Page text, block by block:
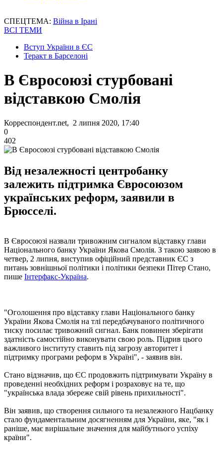
СПЕЦТЕМА: Війна в Ірані
ВСІ ТЕМИ
Вступ України в ЄС
Теракт в Барселоні
В Євросоюзі стурбовані
відставкою Смолія
Корреспондент.net, 2 липня 2020, 17:40
0
402
Від незалежності центробанку
залежить підтримка Євросоюзом
українських реформ, заявили в
Брюсселі.
В Євросоюзі назвали тривожним сигналом відставку глави
Національного банку України Якова Смолія. З такою заявою в
четвер, 2 липня, виступив офіційний представник ЄС з
питань зовнішньої політики і політики безпеки Пітер Стано,
пише Інтерфакс-Україна.
"Оголошення про відставку глави Національного банку
України Якова Смолія на тлі передбачуваного політичного
тиску посилає тривожний сигнал. Банк повинен зберігати
здатність самостійно виконувати свою роль. Підрив цього
важливого інституту ставить під загрозу авторитет і
підтримку програми реформ в Україні", - заявив він.
Стано відзначив, що ЄС продовжить підтримувати Україну в
проведенні необхідних реформ і розраховує на те, що
"українська влада збереже свій рівень прихильності".
Він заявив, що створення сильного та незалежного Нацбанку
стало фундаментальним досягненням для України, яке, "як і
раніше, має вирішальне значення для майбутнього успіху
країни".